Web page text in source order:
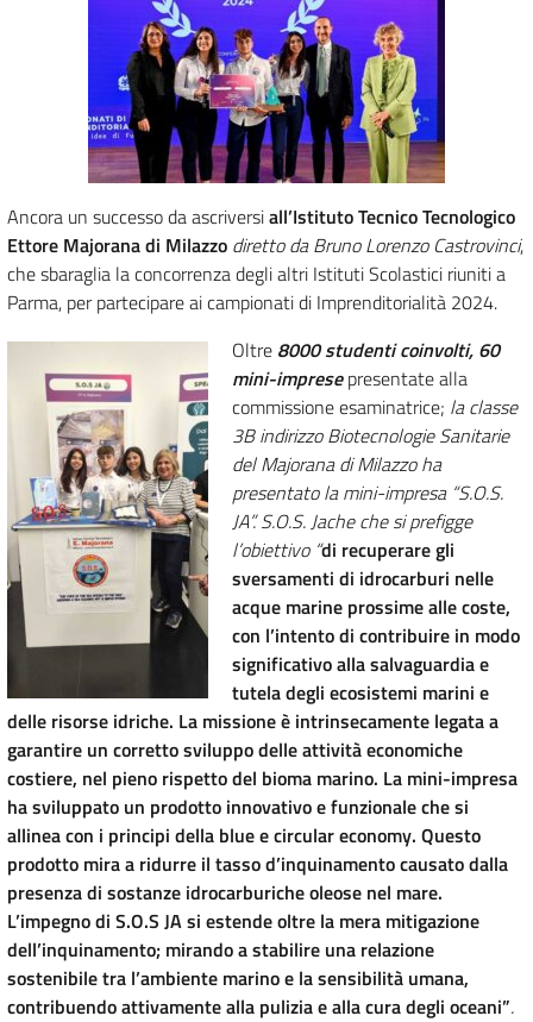
Ancora un successo da ascriversiall’Istituto Tecnico Tecnologico
Ettore Majorana di Milazzo diretto da Bruno Lorenzo Castrovinci,
che sbaraglia la concorrenza degli altri Istituti Scolastici riuniti a
Parma, per partecipare ai campionati di Imprenditorialità 2024.
Oltre 8000 studenti coinvolti, 60
mini-impresepresentate alla
commissione esaminatrice; la classe
3B indirizzo Biotecnologie Sanitarie
del Majorana di Milazzo ha
presentato la mini-impresa “S.O.S.
JA”. S.O.S. Jache che si prefigge
l’obiettivo “di recuperare gli
sversamenti di idrocarburi nelle
acque marine prossime alle coste,
con l’intento di contribuire in modo
significativo alla salvaguardia e
tutela degli ecosistemi marini e
delle risorse idriche. La missione è intrinsecamente legata a
garantire un corretto sviluppo delle attività economiche
costiere, nel pieno rispetto del bioma marino. La mini-impresa
ha sviluppato un prodotto innovativo e funzionale che si
allinea con i principi della blue e circular economy. Questo
prodotto mira a ridurre il tasso d’inquinamento causato dalla
presenza di sostanze idrocarburiche oleose nel mare.
L’impegno di S.O.S JA si estende oltre la mera mitigazione
dell’inquinamento; mirando a stabilire una relazione
sostenibile tra l’ambiente marino e la sensibilità umana,
contribuendo attivamente alla pulizia e alla cura degli oceani”.